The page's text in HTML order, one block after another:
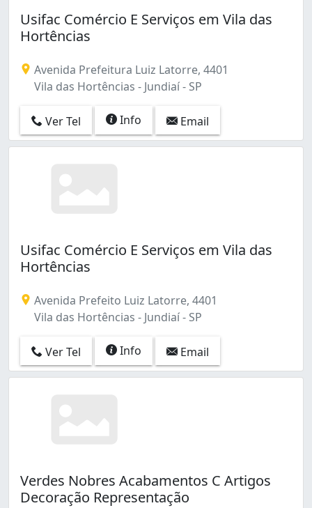
Usifac Comércio E Serviços em Vila das
Hortências
Avenida Prefeitura Luiz Latorre, 4401
Vila das Hortências - Jundiaí - SP
Ver Tel Info Email
Usifac Comércio E Serviços em Vila das
Hortências
Avenida Prefeito Luiz Latorre, 4401
Vila das Hortências - Jundiaí - SP
Ver Tel Info Email
Verdes Nobres Acabamentos C Artigos
Decoração Representação